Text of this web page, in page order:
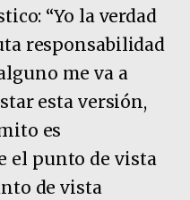
“Yo la verdad
responsabilidad
me va a
esta versión,
es
el punto de vista
de vista